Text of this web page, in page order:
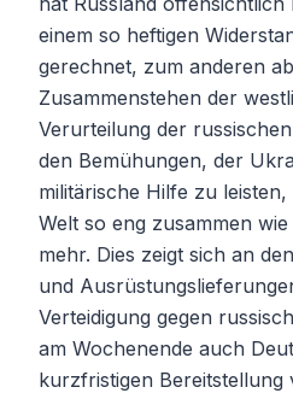
einem so heftigen
gerechnet, zum anderen
Zusammenstehen der
Verurteilung der
den Bemühungen, der
militärische Hilfe zu
Welt so eng zusammen
mehr. Dies zeigt sich an
und
Verteidigung gegen
am Wochenende auch
kurzfristigen Bereitstellung